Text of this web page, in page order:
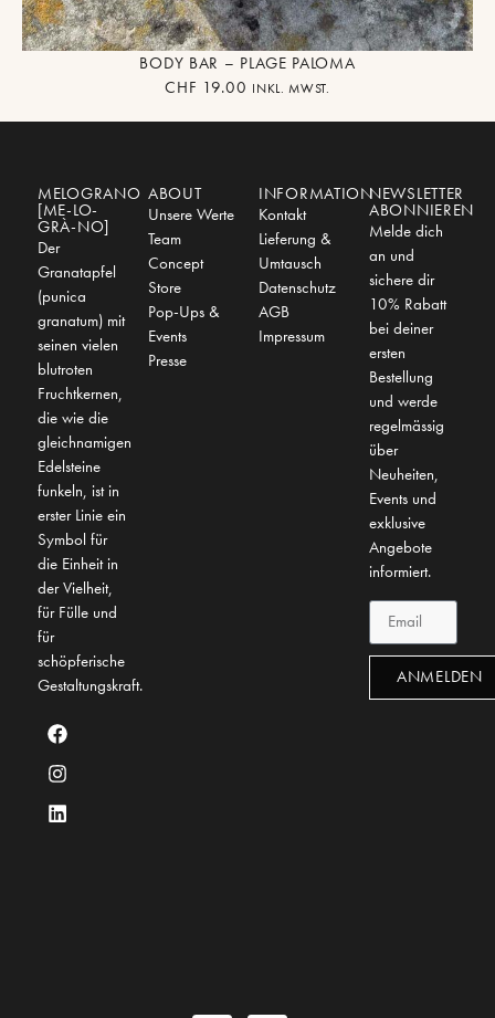
BODY BAR – PLAGE PALOMA
CHF 19.00 INKL. MWST.
MELOGRANO
[ME-LO-
GRÀ-NO]
Der
Granatapfel
(punica
granatum) mit
seinen vielen
blutroten
Fruchtkernen,
die wie die
gleichnamigen
Edelsteine
funkeln, ist in
erster Linie ein
Symbol für
die Einheit in
der Vielheit,
für Fülle und
für
schöpferische
Gestaltungskraft.
ABOUT
Unsere Werte
Team
Concept
Store
Pop-Ups &
Events
Presse
INFORMATION
Kontakt
Lieferung &
Umtausch
Datenschutz
AGB
Impressum
NEWSLETTER
ABONNIEREN
Melde dich
an und
sichere dir
10% Rabatt
bei deiner
ersten
Bestellung
und werde
regelmässig
über
Neuheiten,
Events und
exklusive
Angebote
informiert.
ANMELDEN